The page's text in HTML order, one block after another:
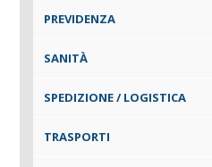
PREVIDENZA
SANITÀ
SPEDIZIONE / LOGISTICA
TRASPORTI